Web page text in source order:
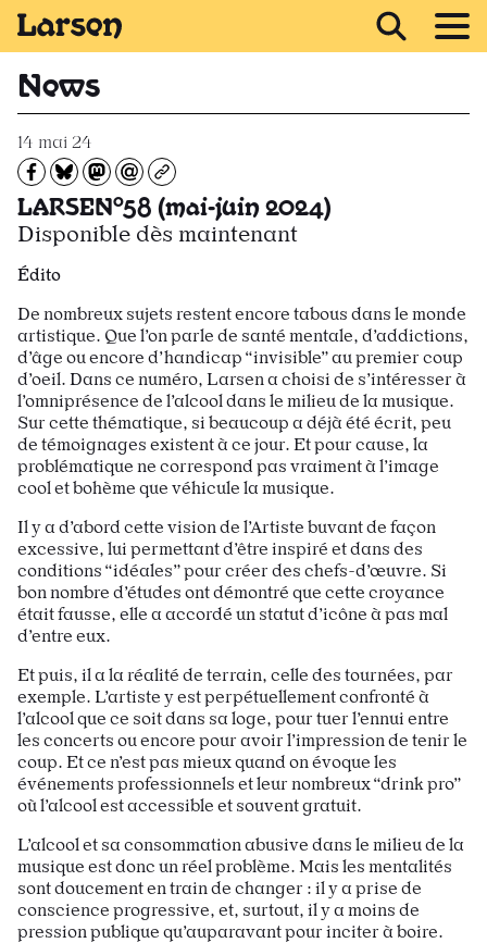
News
14 mai 24
Partagez sur Facebook
Partager sur Bluesky
Partager sur Mastodon
Partagez par e-mail
Copiez l’url
LARSEN°58 (mai-juin 2024)
Disponible dès maintenant
Édito
De nombreux sujets restent encore tabous dans le monde
artistique. Que l’on parle de santé mentale, d’addictions,
d’âge ou encore d’handicap “invisible” au premier coup
d’oeil. Dans ce numéro, Larsen a choisi de s’intéresser à
l’omniprésence de l’alcool dans le milieu de la musique.
Sur cette thématique, si beaucoup a déjà été écrit, peu
de témoignages existent à ce jour. Et pour cause, la
problématique ne correspond pas vraiment à l’image
cool et bohème que véhicule la musique.
Il y a d’abord cette vision de l’Artiste buvant de façon
excessive, lui permettant d’être inspiré et dans des
conditions “idéales” pour créer des chefs-d’œuvre. Si
bon nombre d’études ont démontré que cette croyance
était fausse, elle a accordé un statut d’icône à pas mal
d’entre eux.
Et puis, il a la réalité de terrain, celle des tournées, par
exemple. L’artiste y est perpétuellement confronté à
l’alcool que ce soit dans sa loge, pour tuer l’ennui entre
les concerts ou encore pour avoir l’impression de tenir le
coup. Et ce n’est pas mieux quand on évoque les
événements professionnels et leur nombreux “drink pro”
où l’alcool est accessible et souvent gratuit.
L’alcool et sa consommation abusive dans le milieu de la
musique est donc un réel problème. Mais les mentalités
sont doucement en train de changer : il y a prise de
conscience progressive, et, surtout, il y a moins de
pression publique qu’auparavant pour inciter à boire.